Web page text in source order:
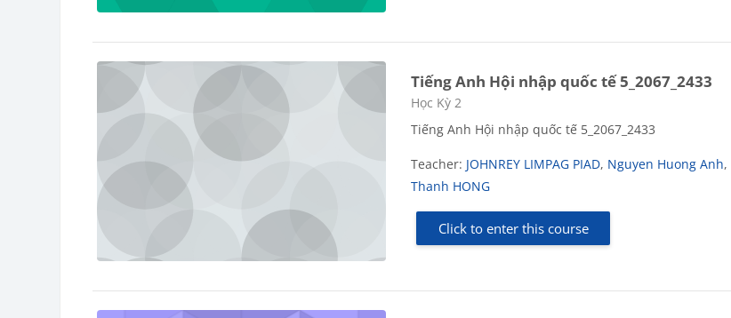
Tiếng Anh Hội nhập quốc tế 5_2067_2433
Course category
Học Kỳ 2
Tiếng Anh Hội nhập quốc tế 5_2067_2433
Teacher: JOHNREY LIMPAG PIAD, Nguyen Huong Anh,
Thanh HONG
Click to enter this course